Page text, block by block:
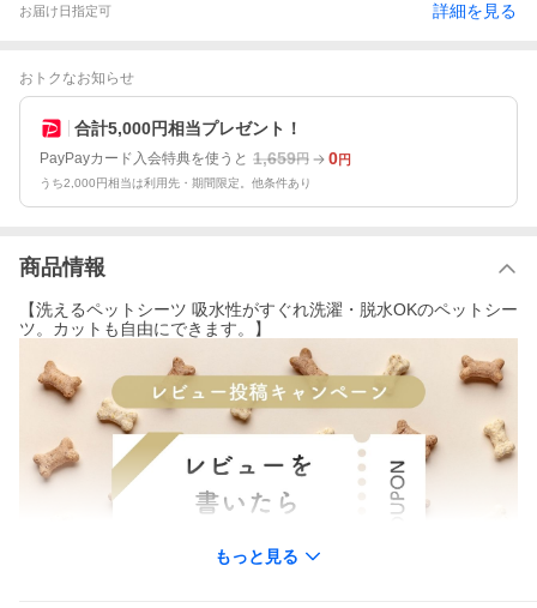
お届け日指定可 詳細を見る
おトクなお知らせ
合計5,000円相当プレゼント！
PayPayカード入会特典を使うと 1,659円 0円
うち2,000円相当は利用先・期間限定。他条件あり
商品情報
【洗えるペットシーツ 吸水性がすぐれ洗濯・脱水OKのペットシー
ツ。カットも自由にできます。】
もっと見る